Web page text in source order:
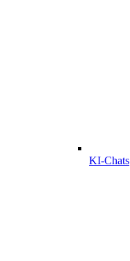
KI-Chats